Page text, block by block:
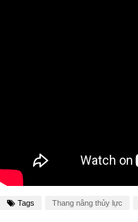
Tags Thang nâng thủy lực